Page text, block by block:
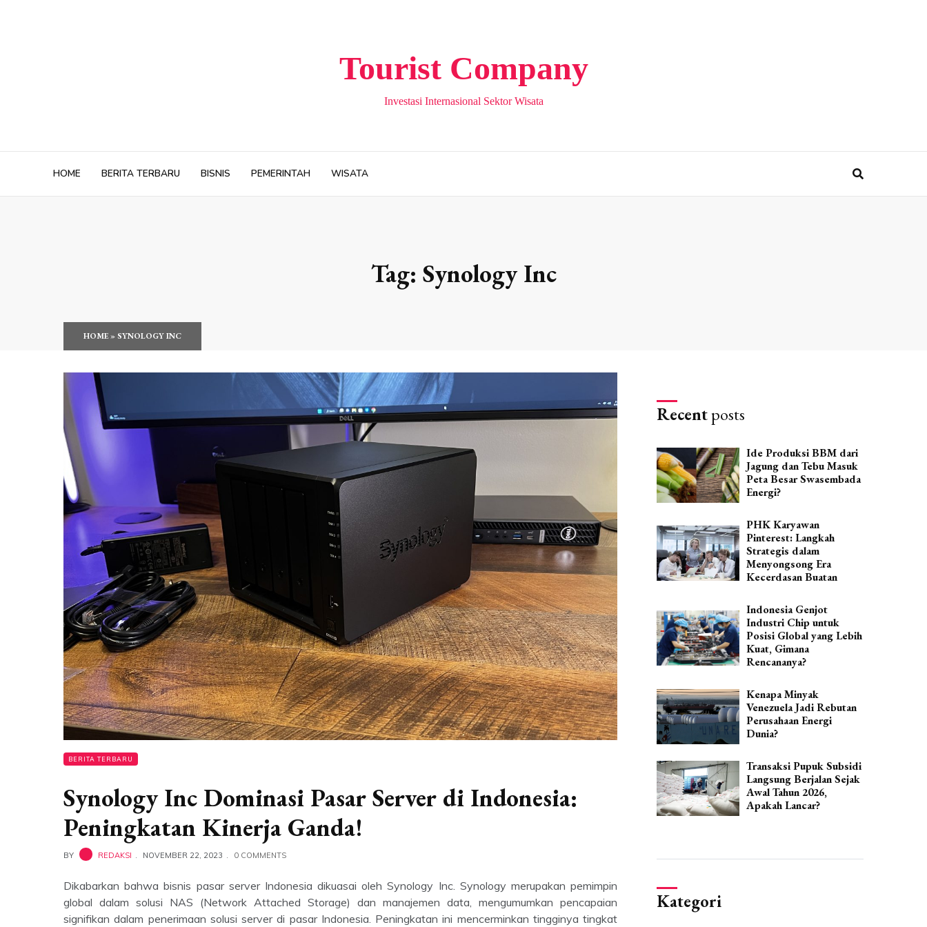
Tourist Company
Investasi Internasional Sektor Wisata
HOME BERITA TERBARU BISNIS PEMERINTAH WISATA
Tag: Synology Inc
HOME»SYNOLOGY INC
BERITA TERBARU
Synology Inc Dominasi Pasar Server di Indonesia:
Peningkatan Kinerja Ganda!
BY REDAKSI NOVEMBER 22, 2023 0 COMMENTS
Dikabarkan bahwa bisnis pasar server Indonesia dikuasai oleh Synology Inc. Synology merupakan pemimpin
global dalam solusi NAS (Network Attached Storage) dan manajemen data, mengumumkan pencapaian
signifikan dalam penerimaan solusi server di pasar Indonesia. Peningkatan ini mencerminkan tingginya tingkat
Recentposts
Ide Produksi BBM dari
Jagung dan Tebu Masuk
Peta Besar Swasembada
Energi?
PHK Karyawan
Pinterest: Langkah
Strategis dalam
Menyongsong Era
Kecerdasan Buatan
Indonesia Genjot
Industri Chip untuk
Posisi Global yang Lebih
Kuat, Gimana
Rencananya?
Kenapa Minyak
Venezuela Jadi Rebutan
Perusahaan Energi
Dunia?
Transaksi Pupuk Subsidi
Langsung Berjalan Sejak
Awal Tahun 2026,
Apakah Lancar?
Kategori